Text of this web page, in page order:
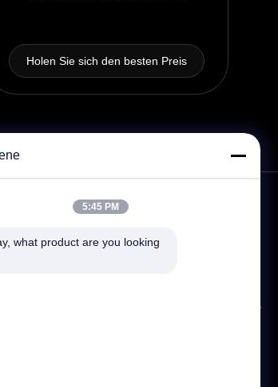
Holen Sie sich den besten Preis
Wandajie Industrial Park, Nr. 1-12,
5:45 PM
what product are you looking